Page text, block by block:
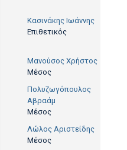
Κασινάκης Ιωάννης
Επιθετικός
Μανούσος Χρήστος
Μέσος
Πολυζωγόπουλος
Αβραάμ
Μέσος
Λώλος Αριστείδης
Μέσος